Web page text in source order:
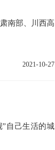
南部、川西高
2021-10-27
自己生活的城